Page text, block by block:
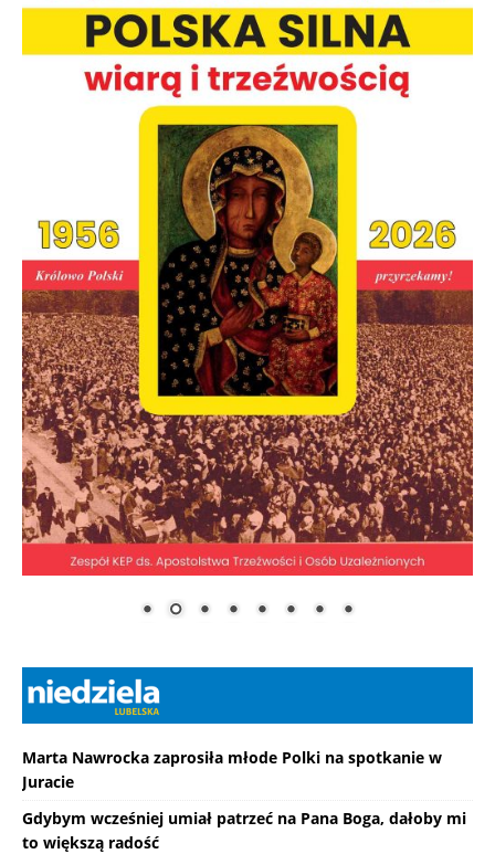
Marta Nawrocka zaprosiła młode Polki na spotkanie w
Juracie
Gdybym wcześniej umiał patrzeć na Pana Boga, dałoby mi
to większą radość